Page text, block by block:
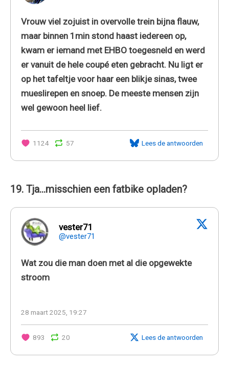
Vrouw viel zojuist in overvolle trein bijna flauw,
maar binnen 1min stond haast iedereen op,
kwam er iemand met EHBO toegesneld en werd
er vanuit de hele coupé eten gebracht. Nu ligt er
op het tafeltje voor haar een blikje sinas, twee
mueslirepen en snoep. De meeste mensen zijn
wel gewoon heel lief.
1124 57 Lees de antwoorden
19. Tja...misschien een fatbike opladen?
vester71
@vester71
Wat zou die man doen met al die opgewekte
stroom
28 maart 2025, 19:27
893 20 Lees de antwoorden